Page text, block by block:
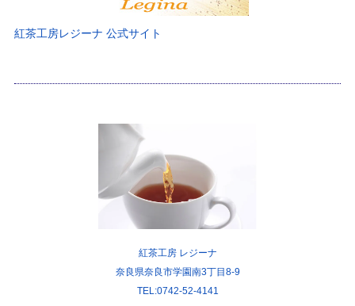
紅茶工房レジーナ 公式サイト
紅茶工房 レジーナ
奈良県奈良市学園南3丁目8-9
TEL:0742-52-4141